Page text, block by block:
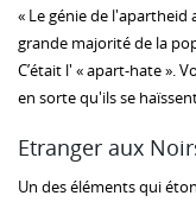
« Le génie de l'apartheid
grande majorité de la
C’était l' « apart-hate ».
en sorte qu'ils se
Etranger aux
Un des éléments qui